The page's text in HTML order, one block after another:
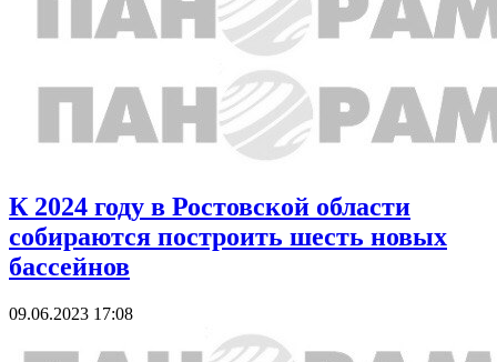
К 2024 году в Ростовской области
собираются построить шесть новых
бассейнов
09.06.2023 17:08